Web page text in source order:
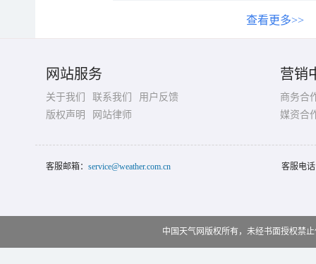
查看更多>>
网站服务
关于我们 联系我们
用户反馈
版权声明
网站律师
营销
商务合
媒资合
客服邮箱： service@weather.com.cn 客服电
中国天气网版权所有，未经书面授权